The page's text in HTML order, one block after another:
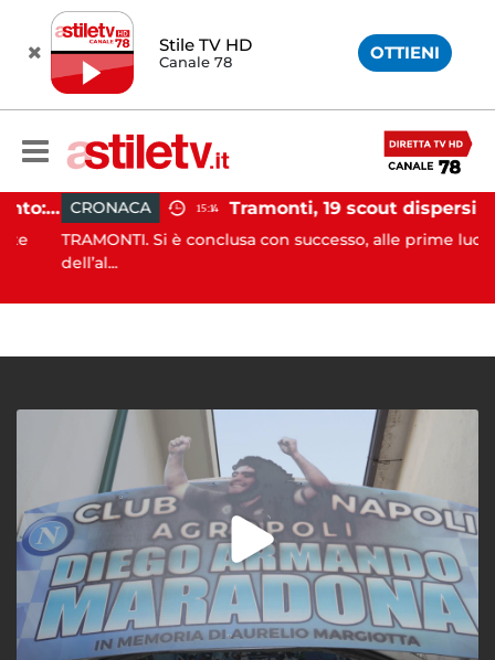
Stile TV HD
Canale 78 OTTIENI
Incidente agricolo nel Cilento: trattore si ribalta, muore 71enne CRONACA 15:14
TRAMONTI. Si è conclusa con successo, alle prime luci
dell’al...